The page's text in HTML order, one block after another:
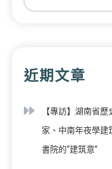
近期文章
【專訪】湖南省
家、中南年夜學建
書院的“建筑意”